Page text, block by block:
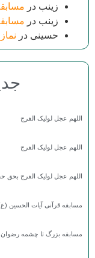
زینبدر
زینبدر
حسینیدرنماز
اللهم عجل لولیک الفرج
اللهم عجل لولیک الفرج
اللهم عجل لولیک الفرج بحق
مسابقه قرآنی آیات الحسین (ع)
مسابقه بزرگ تا چشمه رضوان